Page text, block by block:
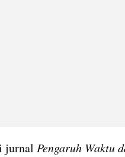
jurnal Pengaruh Waktu